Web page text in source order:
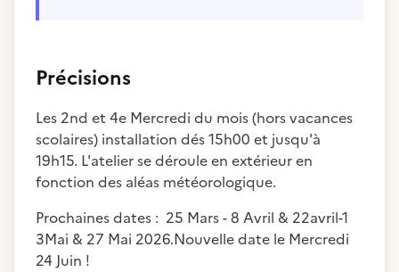
Précisions
Les 2nd et 4e Mercredi du mois (hors vacances
scolaires) installation dés 15h00 et jusqu'à
19h15. L'atelier se déroule en extérieur en
fonction des aléas météorologique.
Prochaines dates : 25 Mars - 8 Avril & 22avril-1
3Mai & 27 Mai 2026.Nouvelle date le Mercredi
24 Juin !